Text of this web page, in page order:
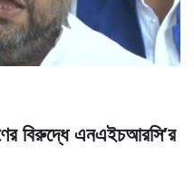
বিরুদ্ধে এনএইচআরসি’র